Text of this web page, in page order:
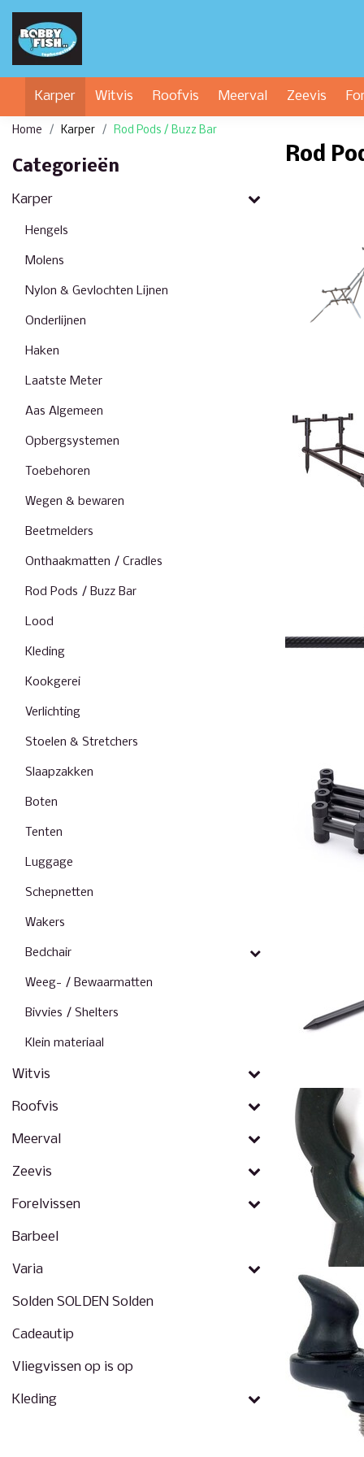
Karper Witvis Roofvis Meerval Zeevis
Home Karper Rod Pods / Buzz Bar
Categorieën
Karper
Hengels
Molens
Nylon & Gevlochten Lijnen
Onderlijnen
Haken
Laatste Meter
Aas Algemeen
Opbergsystemen
Toebehoren
Wegen & bewaren
Beetmelders
Onthaakmatten / Cradles
Rod Pods / Buzz Bar
Lood
Kleding
Kookgerei
Verlichting
Stoelen & Stretchers
Slaapzakken
Boten
Tenten
Luggage
Schepnetten
Wakers
Bedchair
Weeg- / Bewaarmatten
Bivvies / Shelters
Klein materiaal
Witvis
Roofvis
Meerval
Zeevis
Forelvissen
Barbeel
Varia
Solden SOLDEN Solden
Cadeautip
Vliegvissen op is op
Kleding
Rod